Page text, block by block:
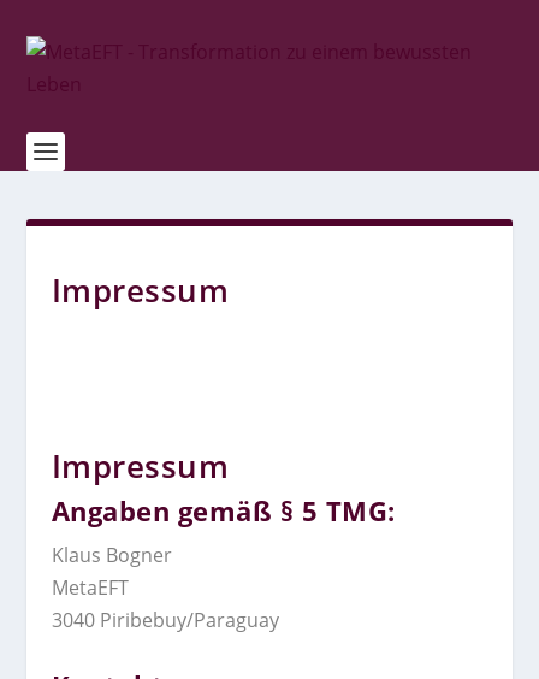
Impressum
Impressum
Angaben gemäß § 5 TMG:
Klaus Bogner
MetaEFT
3040 Piribebuy/Paraguay